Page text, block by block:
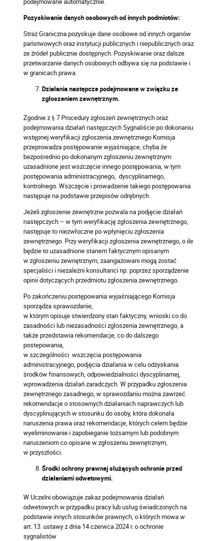
Pozyskiwanie danych osobowych od innych podmiotów:
Straż Graniczna pozyskuje dane osobowe od innych organów
państwowych oraz instytucji publicznych i niepublicznych oraz
ze źródeł publicznie dostępnych. Pozyskiwanie oraz dalsze
przetwarzanie danych osobowych odbywa się na podstawie i
w granicach prawa.
Działania następcze podejmowane w związku ze
zgłoszeniem zewnętrznym.
Zgodnie z § 7 Procedury zgłoszeń zewnętrznych oraz
podejmowania działań następczych Sygnaliście po dokonaniu
wstępnej weryfikacji zgłoszenia zewnętrznego Komisja
przeprowadza postępowanie wyjaśniające, chyba że
bezpośrednio po dokonanym zgłoszeniu zewnętrznym
uzasadnione jest wszczęcie innego postępowania, w tym
postępowania administracyjnego, dyscyplinarnego,
kontrolnego. Wszczęcie i prowadzenie takiego postępowania
następuje na podstawie przepisów odrębnych.
Jeżeli zgłoszenie zewnętrzne pozwala na podjęcie działań
następczych – w tym weryfikację zgłoszenia zewnętrznego,
następuje to niezwłoczne po wpłynięciu zgłoszenia
zewnętrznego. Przy weryfikacji zgłoszenia zewnętrznego, o ile
będzie to uzasadnione stanem faktycznym opisanym
w zgłoszeniu zewnętrznym, zaangażowani mogą zostać
specjaliści i niezależni konsultanci np. poprzez sporządzenie
opinii dotyczących przedmiotu zgłoszenia zewnętrznego.
Po zakończeniu postępowania wyjaśniającego Komisja
sporządza sprawozdanie,
w którym opisuje stwierdzony stan faktyczny, wnioski co do
zasadności lub niezasadności zgłoszenia zewnętrznego, a
także przedstawia rekomendacje, co do dalszego
postepowania,
w szczególności wszczęcia postępowania
administracyjnego, podjęcia działania w celu odzyskania
środków finansowych, odpowiedzialności dyscyplinarnej,
wprowadzenia działań zaradczych. W przypadku zgłoszenia
zewnętrznego zasadnego, w sprawozdaniu można zawrzeć
rekomendacje o stosownych działaniach naprawczych lub
dyscyplinujących w stosunku do osoby, która dokonała
naruszenia prawa oraz rekomendacje, których celem będzie
wyeliminowanie i zapobieganie tożsamym lub podobnym
naruszeniom co opisane w zgłoszeniu zewnętrznym,
w przyszłości.
Środki ochrony prawnej służących ochronie przed
działaniami odwetowymi.
W Uczelni obowiązuje zakaz podejmowania działań
odwetowych w przypadku pracy lub usług świadczonych na
podstawie innych stosunków prawnych, o których mowa w
art. 13. ustawy z dnia 14 czerwca 2024 r. o ochronie
sygnalistów